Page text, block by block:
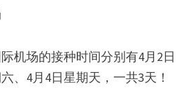
机场的接种时间分别有4月2日
、4月4日星期天，一共3天！